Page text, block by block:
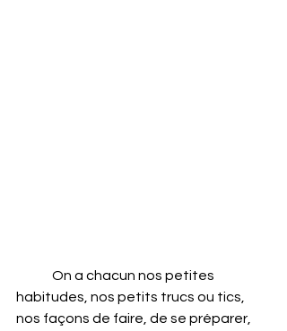
habitudes, nos petits trucs ou tics,
nos façons de faire, de se préparer,